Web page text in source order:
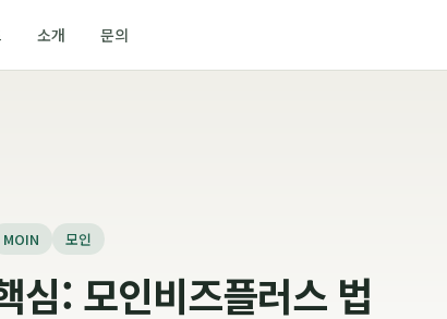
소개 문의
MOIN 모인
심: 모인비즈플러스 법